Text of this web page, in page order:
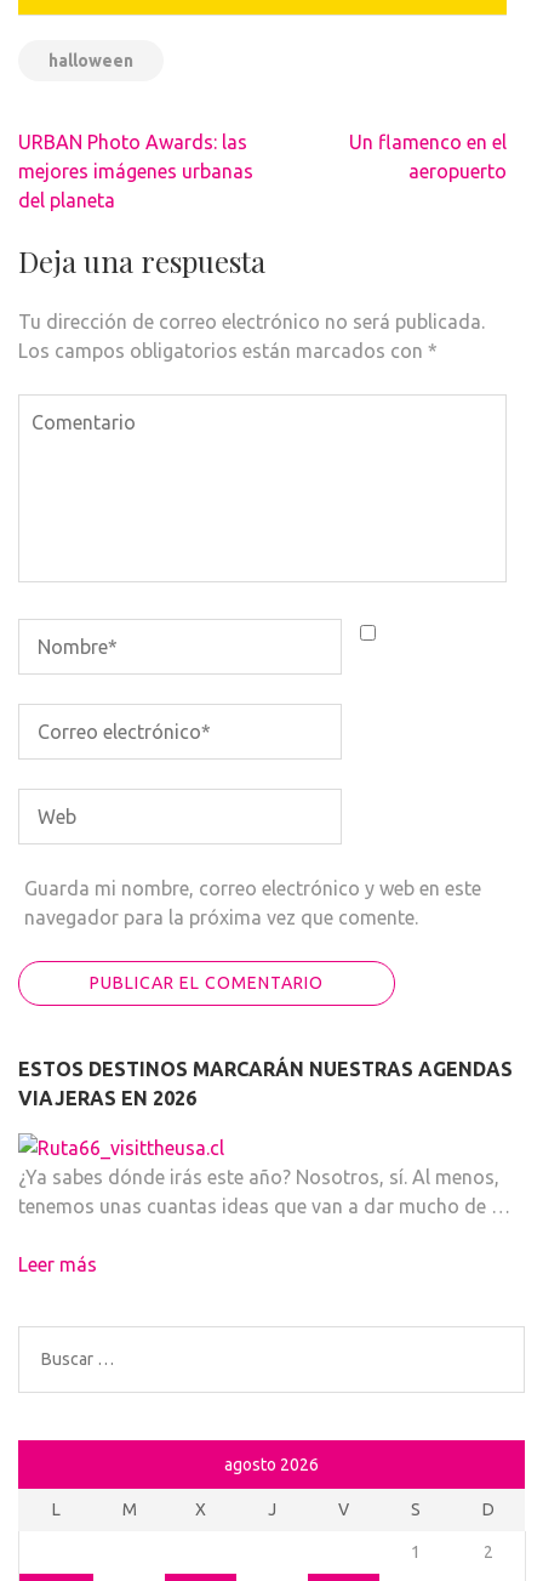
halloween
Navegación
de
entradas
URBAN Photo Awards: las
mejores imágenes urbanas
del planeta
Un flamenco en el
aeropuerto
Deja una respuesta
Tu dirección de correo electrónico no será publicada.
Los campos obligatorios están marcados con *
Guarda mi nombre, correo electrónico y web en este
navegador para la próxima vez que comente.
ESTOS DESTINOS MARCARÁN NUESTRAS AGENDAS
VIAJERAS EN 2026
¿Ya sabes dónde irás este año? Nosotros, sí. Al menos,
tenemos unas cuantas ideas que van a dar mucho de …
Leer más
Buscar:
agosto 2026
L M X J V S D
1 2